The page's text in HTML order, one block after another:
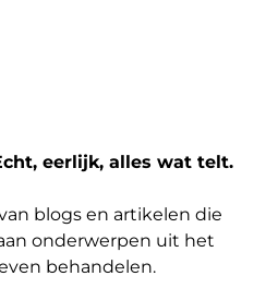
eerlijk, alles wat telt.
blogs en artikelen die
onderwerpen uit het
behandelen.